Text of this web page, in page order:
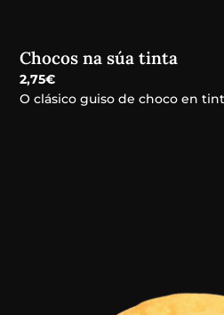
Chocos na súa tinta
2,75€
O clásico guiso de choco en